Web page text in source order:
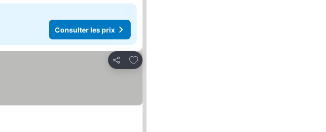
Consulter les prix
Partager
Ajouter à mes favoris